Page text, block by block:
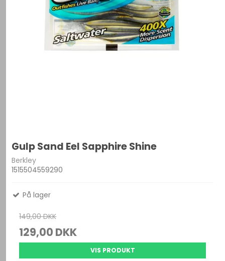
Gulp Sand Eel Sapphire Shine
Berkley
1515504559290
På lager
149,00 DKK
129,00 DKK
VIS PRODUKT